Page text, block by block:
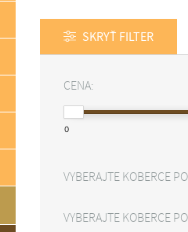
SKRYŤ FILTER
CENA:
0
VYBERAJTE KOBERCE
VYBERAJTE KOBERCE